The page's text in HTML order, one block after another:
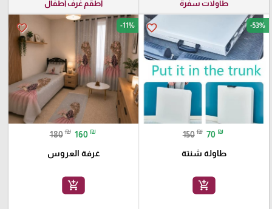
طاولات سفرة
favorite_border -53%
150 ₪ 70 ₪
طاولة شنتة
add_shopping_cart
أطقم غرف أطفال
favorite_border -11%
180 ₪ 160 ₪
غرفة العروس
add_shopping_cart